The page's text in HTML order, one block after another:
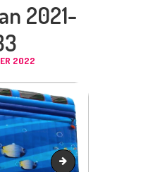
2021-
2022
Capture d’écran